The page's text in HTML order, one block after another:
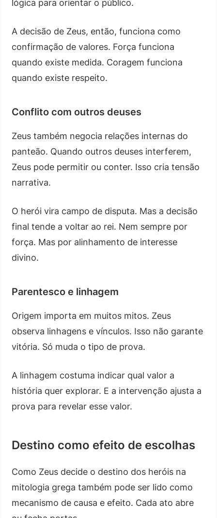
lógica para orientar o público.
A decisão de Zeus, então, funciona como
confirmação de valores. Força funciona
quando existe medida. Coragem funciona
quando existe respeito.
Conflito com outros deuses
Zeus também negocia relações internas do
panteão. Quando outros deuses interferem,
Zeus pode permitir ou conter. Isso cria tensão
narrativa.
O herói vira campo de disputa. Mas a decisão
final tende a voltar ao rei. Nem sempre por
força. Mas por alinhamento de interesse
divino.
Parentesco e linhagem
Origem importa em muitos mitos. Zeus
observa linhagens e vínculos. Isso não garante
vitória. Só muda o tipo de prova.
A linhagem costuma indicar qual valor a
história quer explorar. E a intervenção ajusta a
prova para revelar esse valor.
Destino como efeito de escolhas
Como Zeus decide o destino dos heróis na
mitologia grega também pode ser lido como
mecanismo de causa e efeito. Cada ato abre